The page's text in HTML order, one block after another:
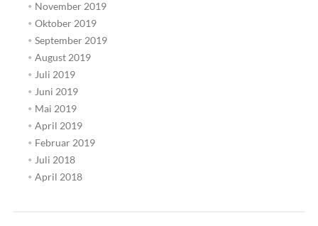
November 2019
Oktober 2019
September 2019
August 2019
Juli 2019
Juni 2019
Mai 2019
April 2019
Februar 2019
Juli 2018
April 2018